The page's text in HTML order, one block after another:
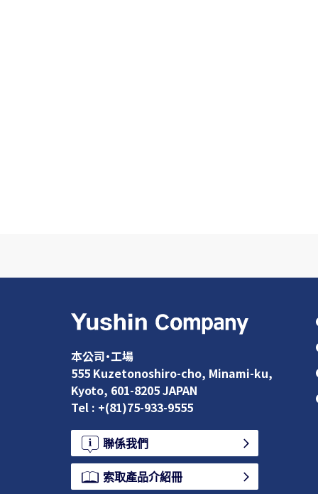
本公司•工場
555 Kuzetonoshiro-cho, Minami-ku,
Kyoto, 601-8205 JAPAN
Tel : +(81)75-933-9555
聯係我們
索取產品介紹冊